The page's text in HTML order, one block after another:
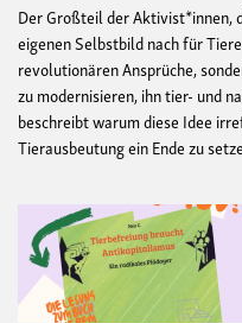
Der Großteil der Aktivist*innen,
eigenen Selbstbild nach für
revolutionären Ansprüche,
zu modernisieren, ihn tier- und
beschreibt warum diese Idee
Tierausbeutung ein Ende zu